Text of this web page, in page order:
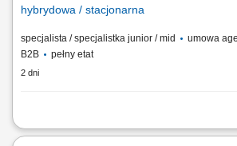
hybrydowa / stacjonarna
specjalista / specjalistka junior / mid
umowa
B2B
pełny etat
2 dni
Zakres obowiązków: Budowanie i rozwijanie